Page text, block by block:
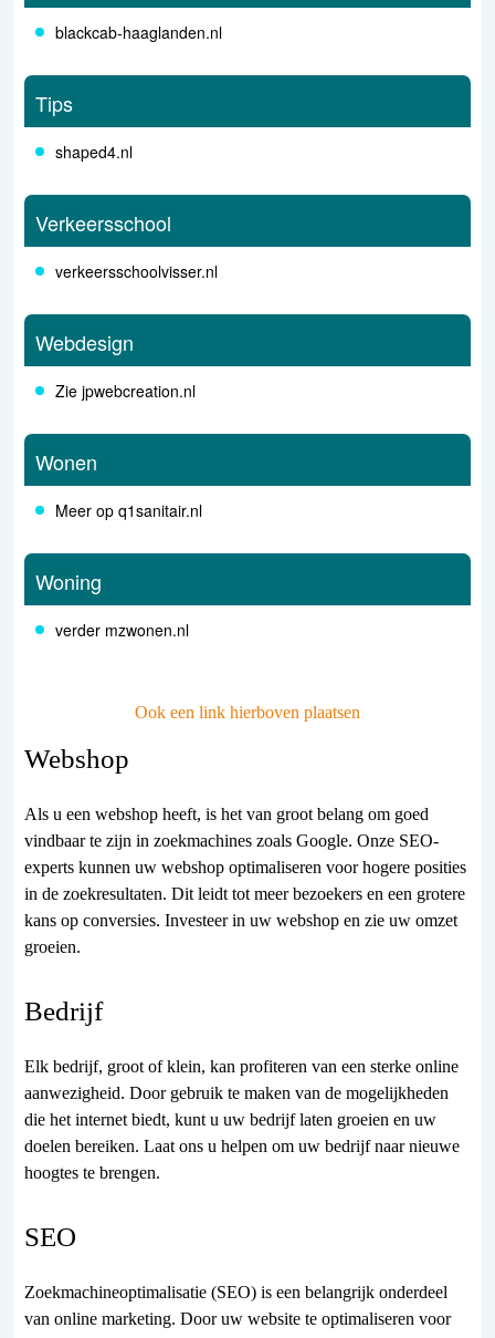
blackcab-haaglanden.nl
Tips
shaped4.nl
Verkeersschool
verkeersschoolvisser.nl
Webdesign
Zie jpwebcreation.nl
Wonen
Meer op q1sanitair.nl
Woning
verder mzwonen.nl
Ook een link hierboven plaatsen
Webshop
Als u een webshop heeft, is het van groot belang om goed
vindbaar te zijn in zoekmachines zoals Google. Onze SEO-
experts kunnen uw webshop optimaliseren voor hogere posities
in de zoekresultaten. Dit leidt tot meer bezoekers en een grotere
kans op conversies. Investeer in uw webshop en zie uw omzet
groeien.
Bedrijf
Elk bedrijf, groot of klein, kan profiteren van een sterke online
aanwezigheid. Door gebruik te maken van de mogelijkheden
die het internet biedt, kunt u uw bedrijf laten groeien en uw
doelen bereiken. Laat ons u helpen om uw bedrijf naar nieuwe
hoogtes te brengen.
SEO
Zoekmachineoptimalisatie (SEO) is een belangrijk onderdeel
van online marketing. Door uw website te optimaliseren voor